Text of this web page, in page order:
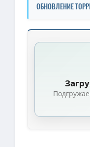
ОБНОВЛЕНИЕ
Скачать торрент
1080p — Спрячь
720p — Спрячь
1080p — Спрячь
1080p — Спрячь